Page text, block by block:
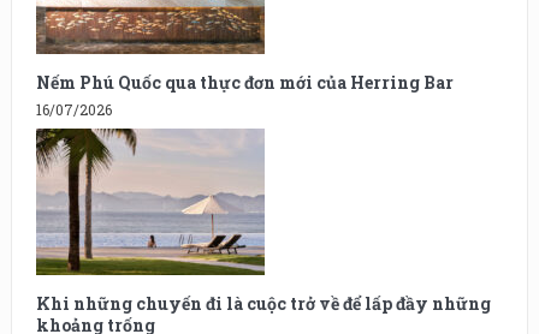
Nếm Phú Quốc qua thực đơn mới của Herring Bar
16/07/2026
Khi những chuyến đi là cuộc trở về để lấp đầy những
khoảng trống